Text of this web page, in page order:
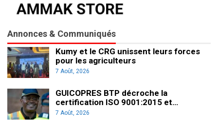
Annonces & Communiqués
Kumy et le CRG unissent leurs forces
pour les agriculteurs
7 Août, 2026
GUICOPRES BTP décroche la
certification ISO 9001:2015 et…
7 Août, 2026